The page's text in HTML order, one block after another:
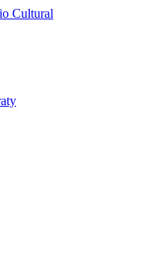
Cultural